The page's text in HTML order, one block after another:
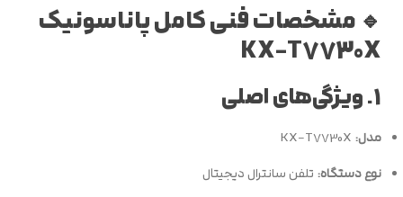
🔹 مشخصات فنی کامل پاناسونیک
KX-T7730X
1. ویژگی‌های اصلی
مدل:
نوع دستگاه: تلفن سانترال دیجیتال